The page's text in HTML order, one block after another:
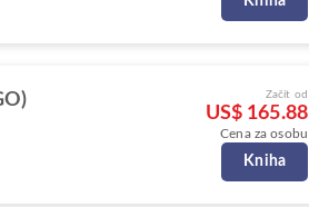
Začít od
US$ 165.88
Cena za osobu
Kniha